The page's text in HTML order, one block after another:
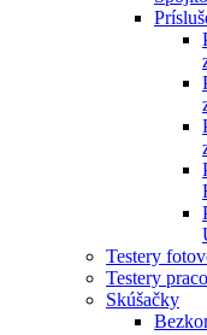
Testery
Testery
Skúšačky